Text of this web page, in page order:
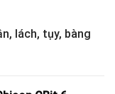
lách, tụy, bàng